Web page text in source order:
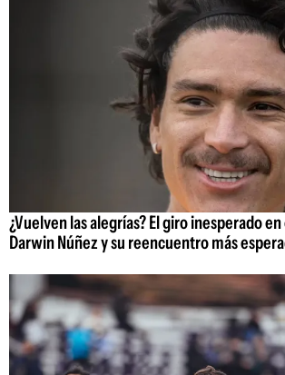
¿Vuelven las alegrías? El giro inesperado
Darwin Núñez y su reencuentro más